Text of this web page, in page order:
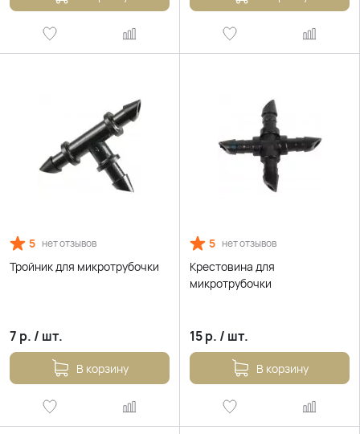
5 нет отзывов
Тройник для микротрубочки
7 р. / шт.
В корзину
5 нет отзывов
Крестовина для
микротрубочки
15р. / шт.
В корзину